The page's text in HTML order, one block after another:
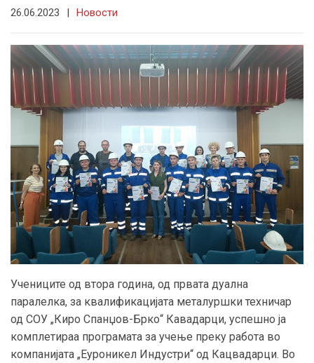
26.06.2023 | Новости
Учениците од втора година, од првата дуална
паралелка, за квалификацијата металуршки техничар
од СОУ „Киро Спанџов-Брко“ Кавадарци, успешно ја
комплетираа програмата за учење преку работа во
компанијата „Еуроникел Индустри“ од Кацвадарци. Во